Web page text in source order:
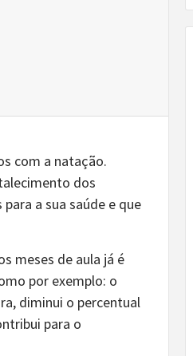
com a natação.
dos
a sua saúde e que
meses de aula já é
por exemplo: o
diminui o percentual
para o